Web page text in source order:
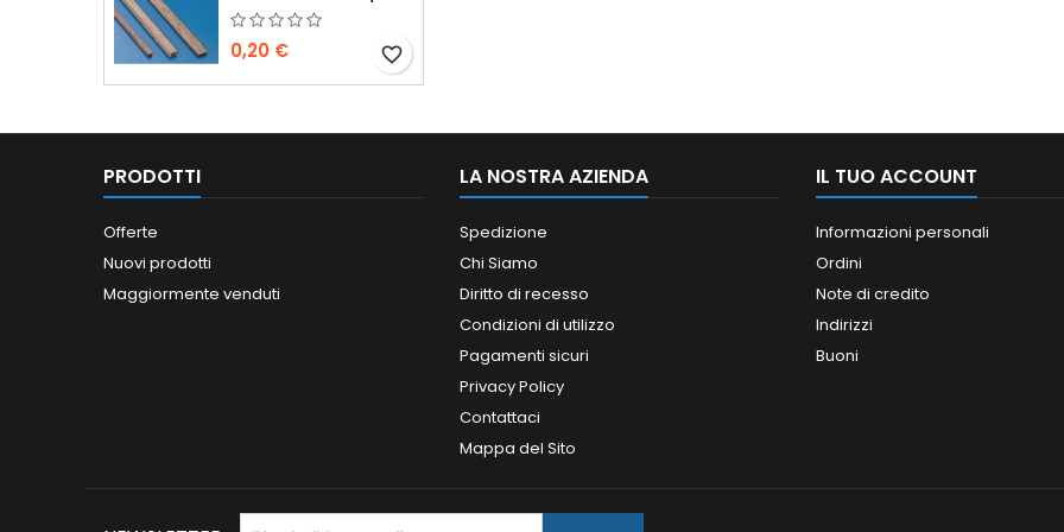
0,20 € favorite_border
PRODOTTI
Offerte
Nuovi prodotti
Maggiormente venduti
LA NOSTRA AZIENDA
Spedizione
Chi Siamo
Diritto di recesso
Condizioni di utilizzo
Pagamenti sicuri
Privacy Policy
Contattaci
Mappa del Sito
IL TUO ACCOUNT
Informazioni personali
Ordini
Note di credito
Indirizzi
Buoni